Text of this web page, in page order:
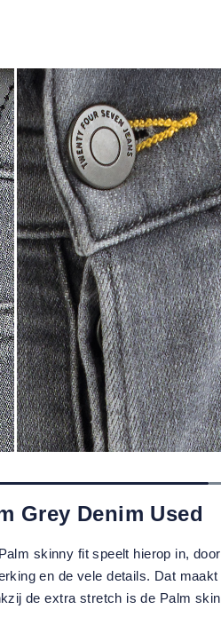
Grey Denim Used
skinny fit speelt hierop in,
en de vele details. Dat
de extra stretch is de Palm